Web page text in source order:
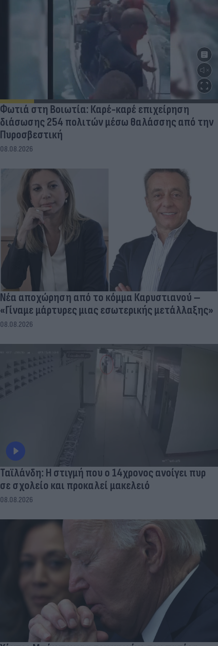
Φωτιά στη Βοιωτία: Καρέ-καρέ επιχείρηση
διάσωσης 254 πολιτών μέσω θαλάσσης από την
Πυροσβεστική
08.08.2026
Νέα αποχώρηση από το κόμμα Καρυστιανού –
«Γίναμε μάρτυρες μιας εσωτερικής μετάλλαξης»
08.08.2026
Ταϊλάνδη: Η στιγμή που ο 14χρονος ανοίγει πυρ
σε σχολείο και προκαλεί μακελειό
08.08.2026